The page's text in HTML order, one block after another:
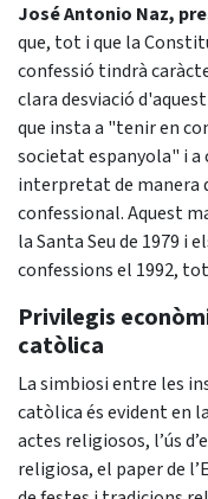
José Antonio Naz,
que, tot i que la
confessió tindrà
clara desviació
que insta a "tenir en
societat espanyola" i a
interpretat de manera
confessional. Aquest
la Santa Seu de 1979 i
confessions el 1992,
Privilegis
catòlica
La simbiosi entre les
catòlica és evident en
actes religiosos, l’ús
religiosa, el paper de